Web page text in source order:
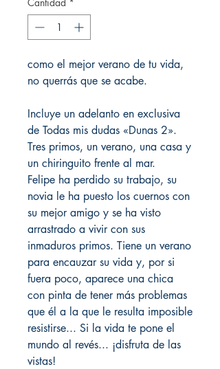
como el mejor verano de tu vida,
no querrás que se acabe.
Incluye un adelanto en exclusiva
de Todas mis dudas «Dunas 2».
Tres primos, un verano, una casa y
un chiringuito frente al mar.
Felipe ha perdido su trabajo, su
novia le ha puesto los cuernos con
su mejor amigo y se ha visto
arrastrado a vivir con sus
inmaduros primos. Tiene un verano
para encauzar su vida y, por si
fuera poco, aparece una chica
con pinta de tener más problemas
que él a la que le resulta imposible
resistirse... Si la vida te pone el
mundo al revés... ¡disfruta de las
vistas!